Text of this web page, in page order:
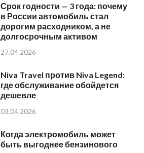
Срок годности — 3 года: почему
в России автомобиль стал
дорогим расходником, а не
долгосрочным активом
27.04.2026
Niva Travel против Niva Legend:
где обслуживание обойдется
дешевле
03.04.2026
Когда электромобиль может
быть выгоднее бензинового